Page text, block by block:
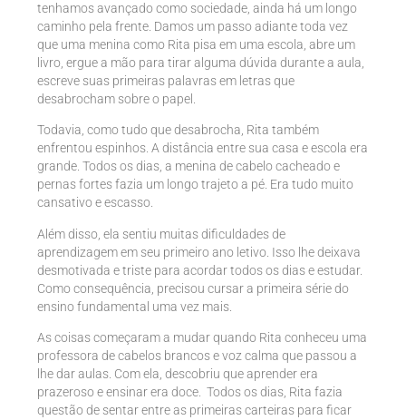
tenhamos avançado como sociedade, ainda há um longo
caminho pela frente. Damos um passo adiante toda vez
que uma menina como Rita pisa em uma escola, abre um
livro, ergue a mão para tirar alguma dúvida durante a aula,
escreve suas primeiras palavras em letras que
desabrocham sobre o papel.
Todavia, como tudo que desabrocha, Rita também
enfrentou espinhos. A distância entre sua casa e escola era
grande. Todos os dias, a menina de cabelo cacheado e
pernas fortes fazia um longo trajeto a pé. Era tudo muito
cansativo e escasso.
Além disso, ela sentiu muitas dificuldades de
aprendizagem em seu primeiro ano letivo. Isso lhe deixava
desmotivada e triste para acordar todos os dias e estudar.
Como consequência, precisou cursar a primeira série do
ensino fundamental uma vez mais.
As coisas começaram a mudar quando Rita conheceu uma
professora de cabelos brancos e voz calma que passou a
lhe dar aulas. Com ela, descobriu que aprender era
prazeroso e ensinar era doce. Todos os dias, Rita fazia
questão de sentar entre as primeiras carteiras para ficar